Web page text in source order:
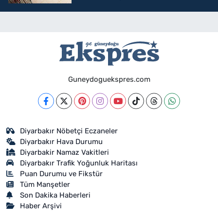
Guneydoguekspres.com
Diyarbakır Nöbetçi Eczaneler
Diyarbakır Hava Durumu
Diyarbakir Namaz Vakitleri
Diyarbakır Trafik Yoğunluk Haritası
Puan Durumu ve Fikstür
Tüm Manşetler
Son Dakika Haberleri
Haber Arşivi